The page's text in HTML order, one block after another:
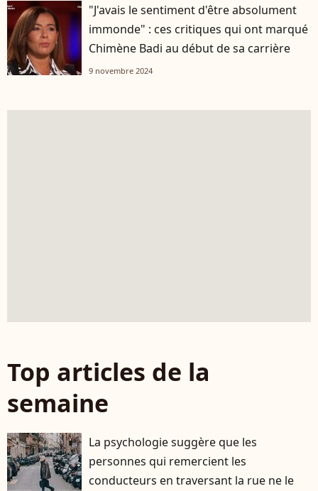
"J'avais le sentiment d'être absolument
immonde" : ces critiques qui ont marqué
Chimène Badi au début de sa carrière
9 novembre 2024
Top articles de la
semaine
La psychologie suggère que les
personnes qui remercient les
conducteurs en traversant la rue ne le